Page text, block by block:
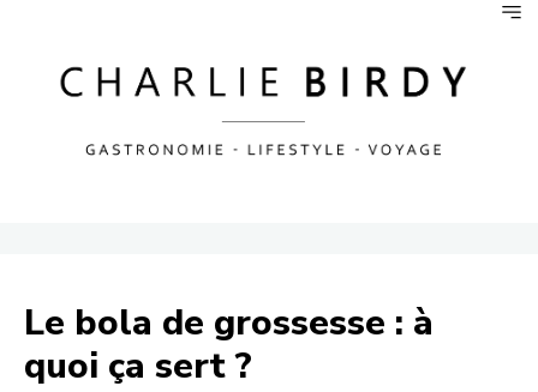
Le bola de grossesse : à
quoi ça sert ?